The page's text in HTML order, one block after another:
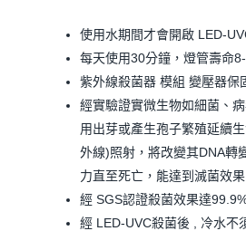
使用水期間才會開啟 LED-
每天使用30分鐘，燈管壽命
紫外線殺菌器 模組 變壓器保
經實驗證實微生物如細菌、
用出芽或產生孢子繁殖延續
外線)照射，將改變其DNA轉
力直至死亡，能達到滅菌效果
經 SGS認證殺菌效果達
經 LED-UVC殺菌後 , 冷水不